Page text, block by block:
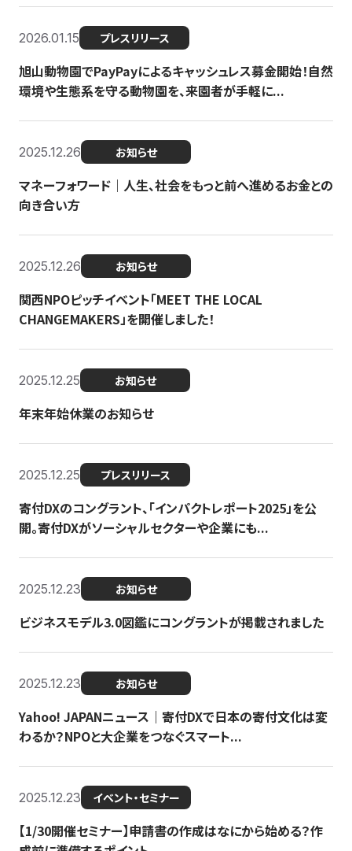
2026.01.15 プレスリリース
旭山動物園でPayPayによるキャッシュレス募金開始！自然
環境や生態系を守る動物園を、来園者が手軽に...
2025.12.26 お知らせ
マネーフォワード｜人生、社会をもっと前へ進めるお金との
向き合い方
2025.12.26 お知らせ
関西NPOピッチイベント「MEET THE LOCAL
CHANGEMAKERS」を開催しました！
2025.12.25 お知らせ
年末年始休業のお知らせ
2025.12.25 プレスリリース
寄付DXのコングラント、「インパクトレポート2025」を公
開。寄付DXがソーシャルセクターや企業にも...
2025.12.23 お知らせ
ビジネスモデル3.0図鑑にコングラントが掲載されました
2025.12.23 お知らせ
Yahoo! JAPANニュース｜寄付DXで日本の寄付文化は変
わるか？NPOと大企業をつなぐスマート...
2025.12.23 イベント・セミナー
【1/30開催セミナー】申請書の作成はなにから始める？作